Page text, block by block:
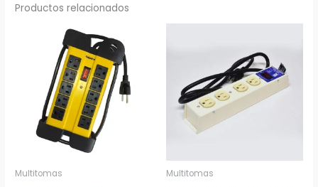
Productos relacionados
Multitomas Multitomas